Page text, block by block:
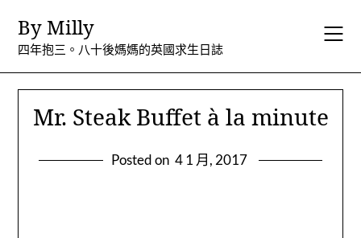
content
By Milly
四年抱三。八十後媽媽的英國求生日誌
Mr. Steak Buffet à la minute
Posted on 4 1 月, 2017